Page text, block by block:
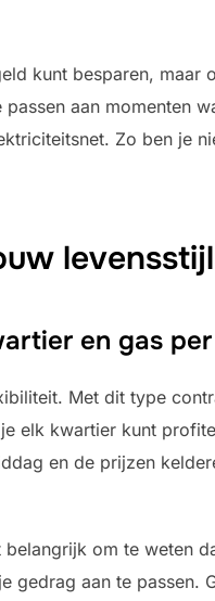
kunt besparen, maar
aan momenten
Zo ben je
levensstijl
en gas
Met dit type
elk kwartier kunt
en de prijzen
om te weten
gedrag aan te passen.